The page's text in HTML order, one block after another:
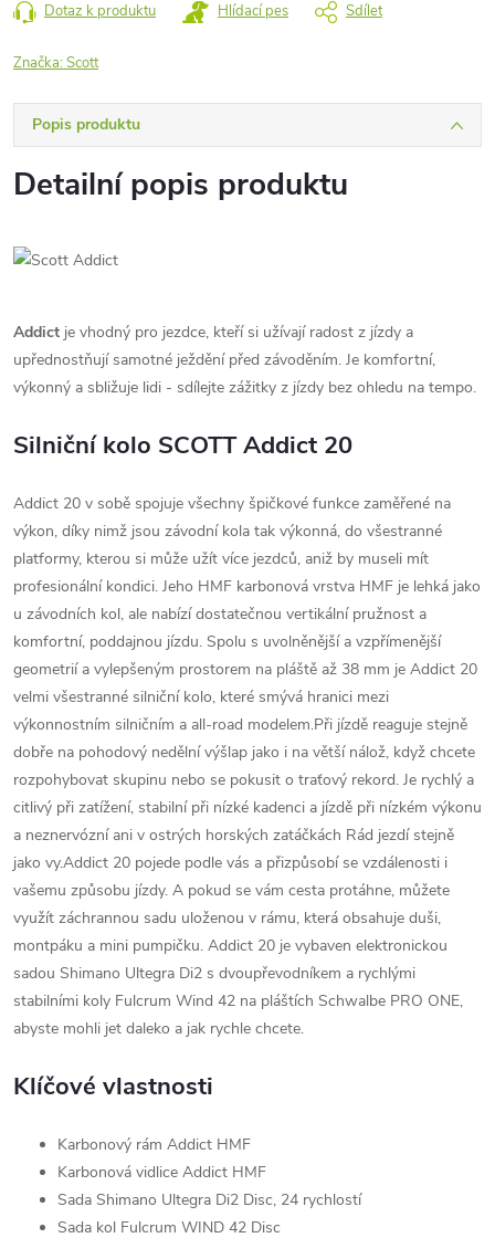
Dotaz k produktu Hlídací pes Sdílet
Značka:Scott
Popis produktu
Detailní popis produktu
Addict je vhodný pro jezdce, kteří si užívají radost z jízdy a
upřednostňují samotné ježdění před závoděním. Je komfortní,
výkonný a sbližuje lidi - sdílejte zážitky z jízdy bez ohledu na tempo.
Silniční kolo SCOTT Addict 20
Addict 20 v sobě spojuje všechny špičkové funkce zaměřené na
výkon, díky nimž jsou závodní kola tak výkonná, do všestranné
platformy, kterou si může užít více jezdců, aniž by museli mít
profesionální kondici. Jeho HMF karbonová vrstva HMF je lehká jako
u závodních kol, ale nabízí dostatečnou vertikální pružnost a
komfortní, poddajnou jízdu. Spolu s uvolněnější a vzpřímenější
geometrií a vylepšeným prostorem na pláště až 38 mm je Addict 20
velmi všestranné silniční kolo, které smývá hranici mezi
výkonnostním silničním a all-road modelem.Při jízdě reaguje stejně
dobře na pohodový nedělní výšlap jako i na větší nálož, když chcete
rozpohybovat skupinu nebo se pokusit o traťový rekord. Je rychlý a
citlivý při zatížení, stabilní při nízké kadenci a jízdě při nízkém výkonu
a neznervózní ani v ostrých horských zatáčkách Rád jezdí stejně
jako vy.Addict 20 pojede podle vás a přizpůsobí se vzdálenosti i
vašemu způsobu jízdy. A pokud se vám cesta protáhne, můžete
využít záchrannou sadu uloženou v rámu, která obsahuje duši,
montpáku a mini pumpičku. Addict 20 je vybaven elektronickou
sadou Shimano Ultegra Di2 s dvoupřevodníkem a rychlými
stabilními koly Fulcrum Wind 42 na pláštích Schwalbe PRO ONE,
abyste mohli jet daleko a jak rychle chcete.
Klíčové vlastnosti
Karbonový rám Addict HMF
Karbonová vidlice Addict HMF
Sada Shimano Ultegra Di2 Disc, 24 rychlostí
Sada kol Fulcrum WIND 42 Disc